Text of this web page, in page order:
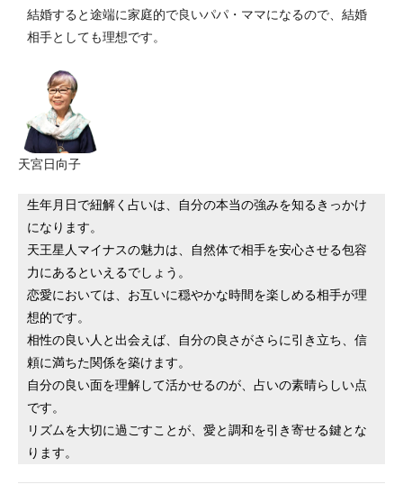
結婚すると途端に家庭的で良いパパ・ママになるので、結婚
相手としても理想です。
天宮日向子
生年月日で紐解く占いは、自分の本当の強みを知るきっかけ
になります。
天王星人マイナスの魅力は、自然体で相手を安心させる包容
力にあるといえるでしょう。
恋愛においては、お互いに穏やかな時間を楽しめる相手が理
想的です。
相性の良い人と出会えば、自分の良さがさらに引き立ち、信
頼に満ちた関係を築けます。
自分の良い面を理解して活かせるのが、占いの素晴らしい点
です。
リズムを大切に過ごすことが、愛と調和を引き寄せる鍵とな
ります。